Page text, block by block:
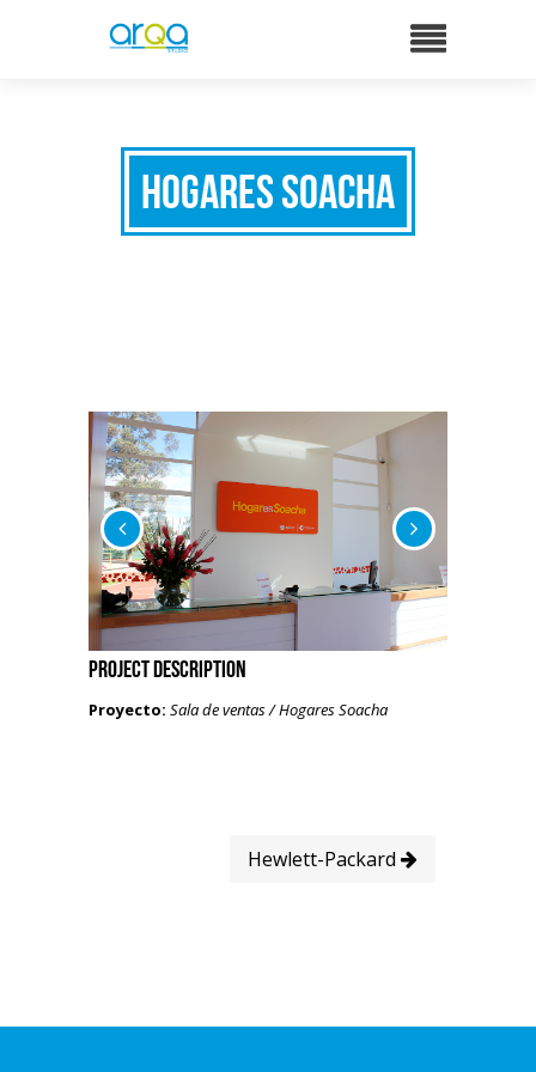
Hogares Soacha
Project Description
Proyecto: Sala de ventas / Hogares Soacha
Hewlett-Packard